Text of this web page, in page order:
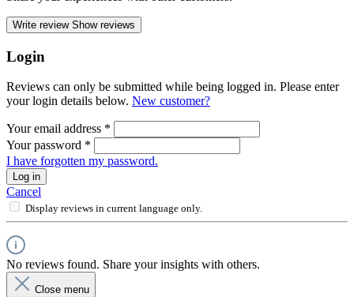
Write review Show reviews
Login
Reviews can only be submitted while being logged in. Please enter
your login details below. New customer?
Your email address *
Your password *
I have forgotten my password.
Log in
Cancel
Display reviews in current language only.
No reviews found. Share your insights with others.
Close menu